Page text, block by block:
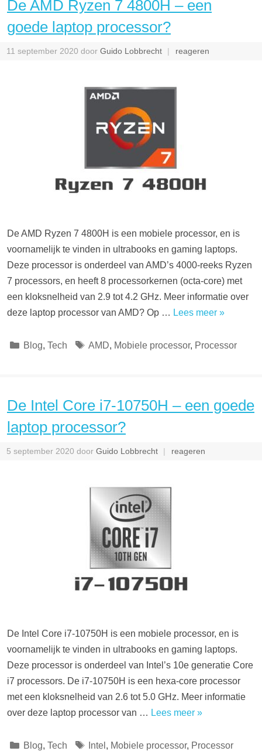
De AMD Ryzen 7 4800H – een
goede laptop processor?
11 september 2020 door Guido Lobbrecht reageren
De AMD Ryzen 7 4800H is een mobiele processor, en is
voornamelijk te vinden in ultrabooks en gaming laptops.
Deze processor is onderdeel van AMD’s 4000-reeks Ryzen
7 processors, en heeft 8 processorkernen (octa-core) met
een kloksnelheid van 2.9 tot 4.2 GHz. Meer informatie over
deze laptop processor van AMD? Op … Lees meer »
Categorieën
Blog, Tech Tags
AMD, Mobiele processor, Processor
De Intel Core i7-10750H – een goede
laptop processor?
5 september 2020 door Guido Lobbrecht reageren
De Intel Core i7-10750H is een mobiele processor, en is
voornamelijk te vinden in ultrabooks en gaming laptops.
Deze processor is onderdeel van Intel’s 10e generatie Core
i7 processors. De i7-10750H is een hexa-core processor
met een kloksnelheid van 2.6 tot 5.0 GHz. Meer informatie
over deze laptop processor van … Lees meer »
Categorieën
Blog, Tech Tags
Intel , Mobiele processor, Processor